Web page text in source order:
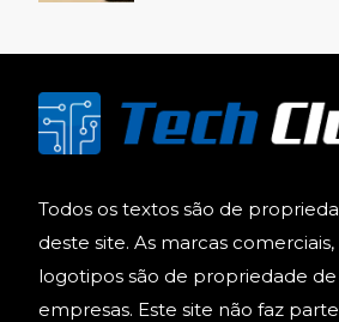
Todos os textos são de
deste site. As marcas
logotipos são de propriedade de
empresas. Este site não faz